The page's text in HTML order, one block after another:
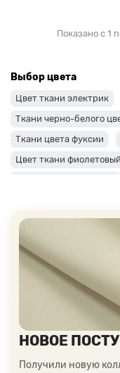
Показано с 1
Выбор цвета
Цвет ткани электрик
Ткани черно-белого
Ткани цвета фуксии
Цвет ткани фиолетовый
Цвет ткани салатовый
Ткани цвета пудра
Ткани оранжевого цвета
Цвет ткани мятный
Ткани лимонного цвета
Ткани красного цвета
Ткани кораллового
Изумрудный цвет
НОВОЕ
Получили новую